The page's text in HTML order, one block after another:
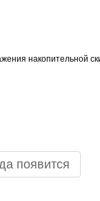
накопительной
появится